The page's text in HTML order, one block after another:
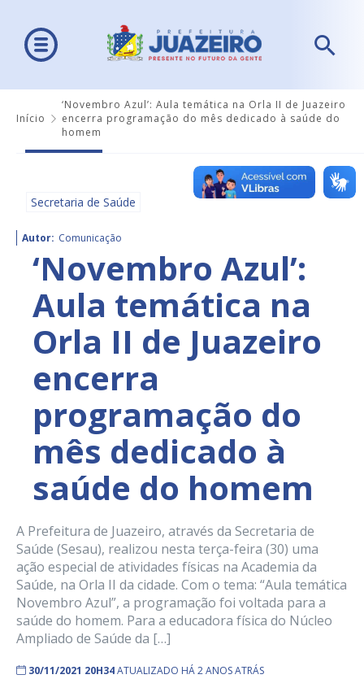
Início
‘Novembro Azul’: Aula temática na Orla II de Juazeiro
encerra programação do mês dedicado à saúde do
homem
Secretaria de Saúde
Autor: Comunicação
‘Novembro Azul’:
Aula temática na
Orla II de Juazeiro
encerra
programação do
mês dedicado à
saúde do homem
A Prefeitura de Juazeiro, através da Secretaria de
Saúde (Sesau), realizou nesta terça-feira (30) uma
ação especial de atividades físicas na Academia da
Saúde, na Orla II da cidade. Com o tema: “Aula temática
Novembro Azul”, a programação foi voltada para a
saúde do homem. Para a educadora física do Núcleo
Ampliado de Saúde da […]
30/11/2021 20H34ATUALIZADO HÁ 2 ANOS ATRÁS